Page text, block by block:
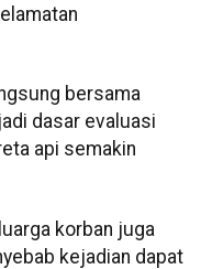
bersama
dasar evaluasi
api semakin
korban juga
kejadian dapat